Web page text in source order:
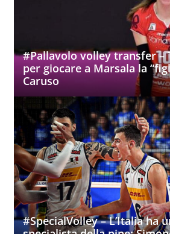
#Pallavolo volley transfer –
per giocare a Marsala la
Caruso
#SpecialVolley – L’Italia ha